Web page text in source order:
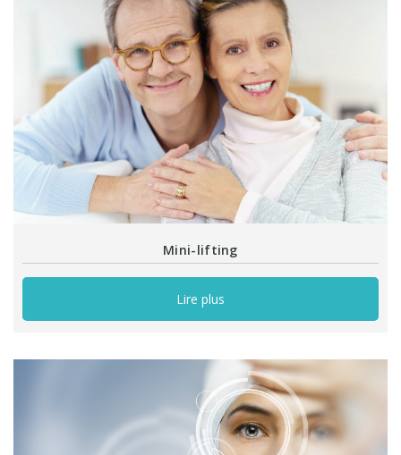
Mini-lifting
Lire plus